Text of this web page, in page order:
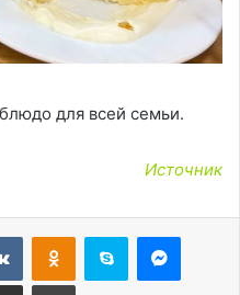
для всей семьи.
Источник
ВконтактеОдноклассники
Skype
Поделиться через электронную почту Печатать